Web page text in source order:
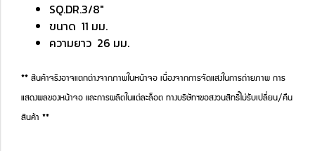
SQ.DR.3/8"
ขนาด 11 มม.
ความยาว 26 มม.
** สินค้าจริงอาจแตกต่างจากภาพในหน้าจอ เนื่องจากการจัดแสงในการถ่ายภาพ การ
แสดงผลของหน้าจอ และการผลิตในแต่ละล็อต ทางบริษัทฯขอสงวนสิทธิ์ไม่รับเปลี่ยน/คืน
สินค้า **